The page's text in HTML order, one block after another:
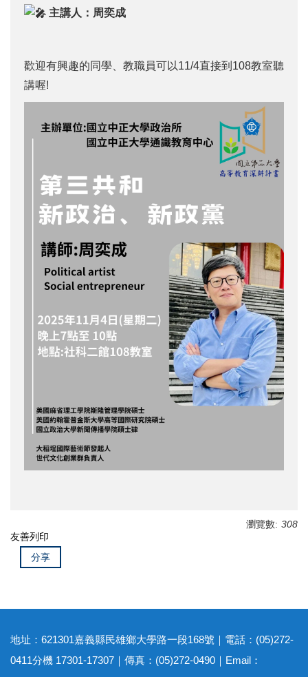
主講人：周奕成
歡迎有興趣的同學、教職員可以11/4直接到108教室聽
講喔!
瀏覽數: 308
友善列印
分享
地址：621301嘉義縣民雄鄉大學路一段168號｜電話：(05)272-
0411分機 17301-17307｜傳真：(05)272-0490｜Email：